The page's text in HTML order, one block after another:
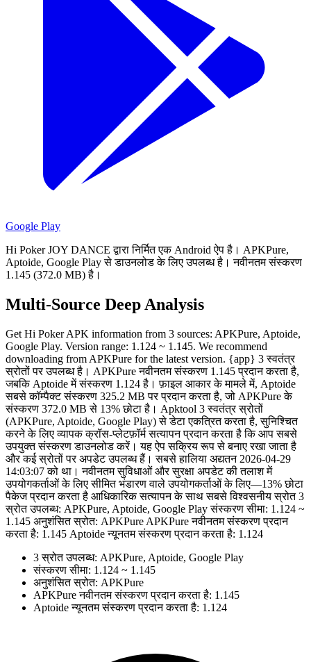
Google Play
Hi Poker JOY DANCE द्वारा निर्मित एक Android ऐप है। APKPure,
Aptoide, Google Play से डाउनलोड के लिए उपलब्ध है। नवीनतम संस्करण
1.145 (372.0 MB) है।
Multi-Source Deep Analysis
Get Hi Poker APK information from 3 sources: APKPure, Aptoide,
Google Play. Version range: 1.124 ~ 1.145. We recommend
downloading from APKPure for the latest version. {app} 3 स्वतंत्र
स्रोतों पर उपलब्ध है। APKPure नवीनतम संस्करण 1.145 प्रदान करता है,
जबकि Aptoide में संस्करण 1.124 है। फ़ाइल आकार के मामले में, Aptoide
सबसे कॉम्पैक्ट संस्करण 325.2 MB पर प्रदान करता है, जो APKPure के
संस्करण 372.0 MB से 13% छोटा है। Apktool 3 स्वतंत्र स्रोतों
(APKPure, Aptoide, Google Play) से डेटा एकत्रित करता है, सुनिश्चित
करने के लिए व्यापक क्रॉस-प्लेटफ़ॉर्म सत्यापन प्रदान करता है कि आप सबसे
उपयुक्त संस्करण डाउनलोड करें। यह ऐप सक्रिय रूप से बनाए रखा जाता है
और कई स्रोतों पर अपडेट उपलब्ध हैं। सबसे हालिया अद्यतन 2026-04-29
14:03:07 को था। नवीनतम सुविधाओं और सुरक्षा अपडेट की तलाश में
उपयोगकर्ताओं के लिए सीमित भंडारण वाले उपयोगकर्ताओं के लिए—13% छोटा
पैकेज प्रदान करता है आधिकारिक सत्यापन के साथ सबसे विश्वसनीय स्रोत 3
स्रोत उपलब्ध: APKPure, Aptoide, Google Play संस्करण सीमा: 1.124 ~
1.145 अनुशंसित स्रोत: APKPure APKPure नवीनतम संस्करण प्रदान
करता है: 1.145 Aptoide न्यूनतम संस्करण प्रदान करता है: 1.124
3 स्रोत उपलब्ध: APKPure, Aptoide, Google Play
संस्करण सीमा: 1.124 ~ 1.145
अनुशंसित स्रोत: APKPure
APKPure नवीनतम संस्करण प्रदान करता है: 1.145
Aptoide न्यूनतम संस्करण प्रदान करता है: 1.124